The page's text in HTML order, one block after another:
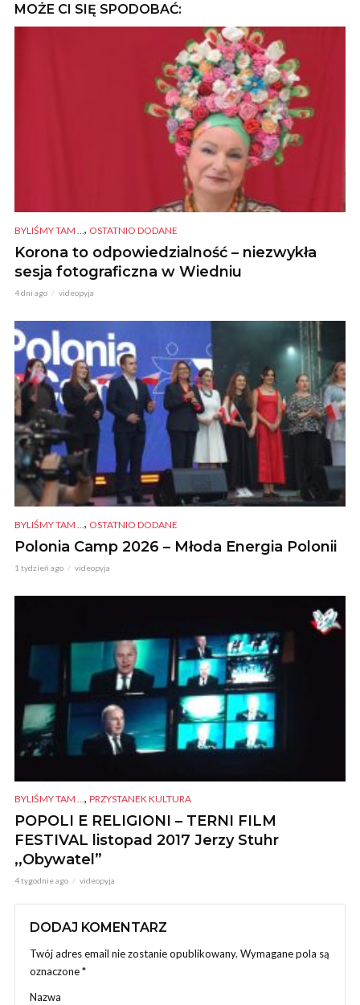
MOŻE CI SIĘ SPODOBAĆ:
BYLIŚMY TAM ... , OSTATNIO DODANE
Korona to odpowiedzialność – niezwykła
sesja fotograficzna w Wiedniu
4 dni ago videopyja
BYLIŚMY TAM ... , OSTATNIO DODANE
Polonia Camp 2026 – Młoda Energia Polonii
1 tydzień ago videopyja
BYLIŚMY TAM ..., PRZYSTANEK KULTURA
POPOLI E RELIGIONI – TERNI FILM
FESTIVAL listopad 2017 Jerzy Stuhr
,,Obywatel”
4 tygodnie ago videopyja
DODAJ KOMENTARZ
Twój adres email nie zostanie opublikowany. Wymagane pola są
oznaczone*
Nazwa